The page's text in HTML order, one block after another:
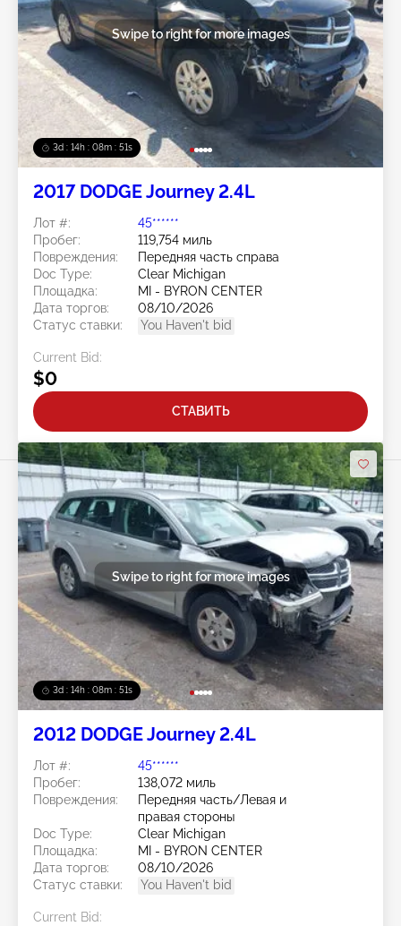
3d : 14h : 08m : 48s
Swipe to right for more images
2017 DODGE Journey 2.4L
Лот #:
45******
Пробег:
119,754 миль
Повреждения:
Передняя часть справа
Doc Type:
Clear Michigan
Площадка:
MI - BYRON CENTER
Дата торгов:
08/10/2026
Статус ставки:
You Haven't bid
Current Bid:
$0
СТАВИТЬ
3d : 14h : 08m : 48s
Swipe to right for more images
2012 DODGE Journey 2.4L
Лот #:
45******
Пробег:
138,072 миль
Повреждения:
Передняя часть/Левая и
правая стороны
Doc Type:
Clear Michigan
Площадка:
MI - BYRON CENTER
Дата торгов:
08/10/2026
Статус ставки:
You Haven't bid
Current Bid: